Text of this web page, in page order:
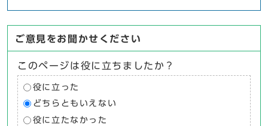
ご意見をお聞かせください
このページは役に立ちましたか？
役に立った
どちらともいえない
役に立たなかった